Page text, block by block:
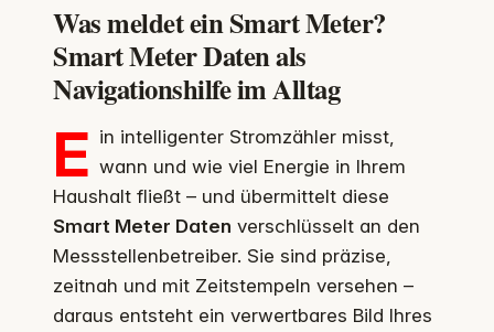
Was meldet ein Smart Meter?
Smart Meter Daten als
Navigationshilfe im Alltag
E in intelligenter Stromzähler misst,
wann und wie viel Energie in Ihrem
Haushalt fließt – und übermittelt diese
Smart Meter Daten verschlüsselt an den
Messstellenbetreiber. Sie sind präzise,
zeitnah und mit Zeitstempeln versehen –
daraus entsteht ein verwertbares Bild Ihres